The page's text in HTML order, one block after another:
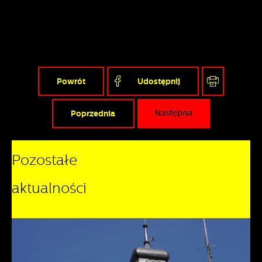
Powrót Udostępnij
Poprzednia Następna
Pozostałe
aktualności